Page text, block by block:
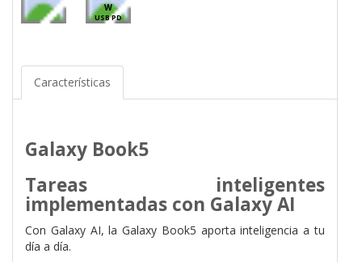
W
USB PD
Características
Galaxy Book5
Tareas inteligentes
implementadas con Galaxy AI
Con Galaxy AI, la Galaxy Book5 aporta inteligencia a tu
día a día.